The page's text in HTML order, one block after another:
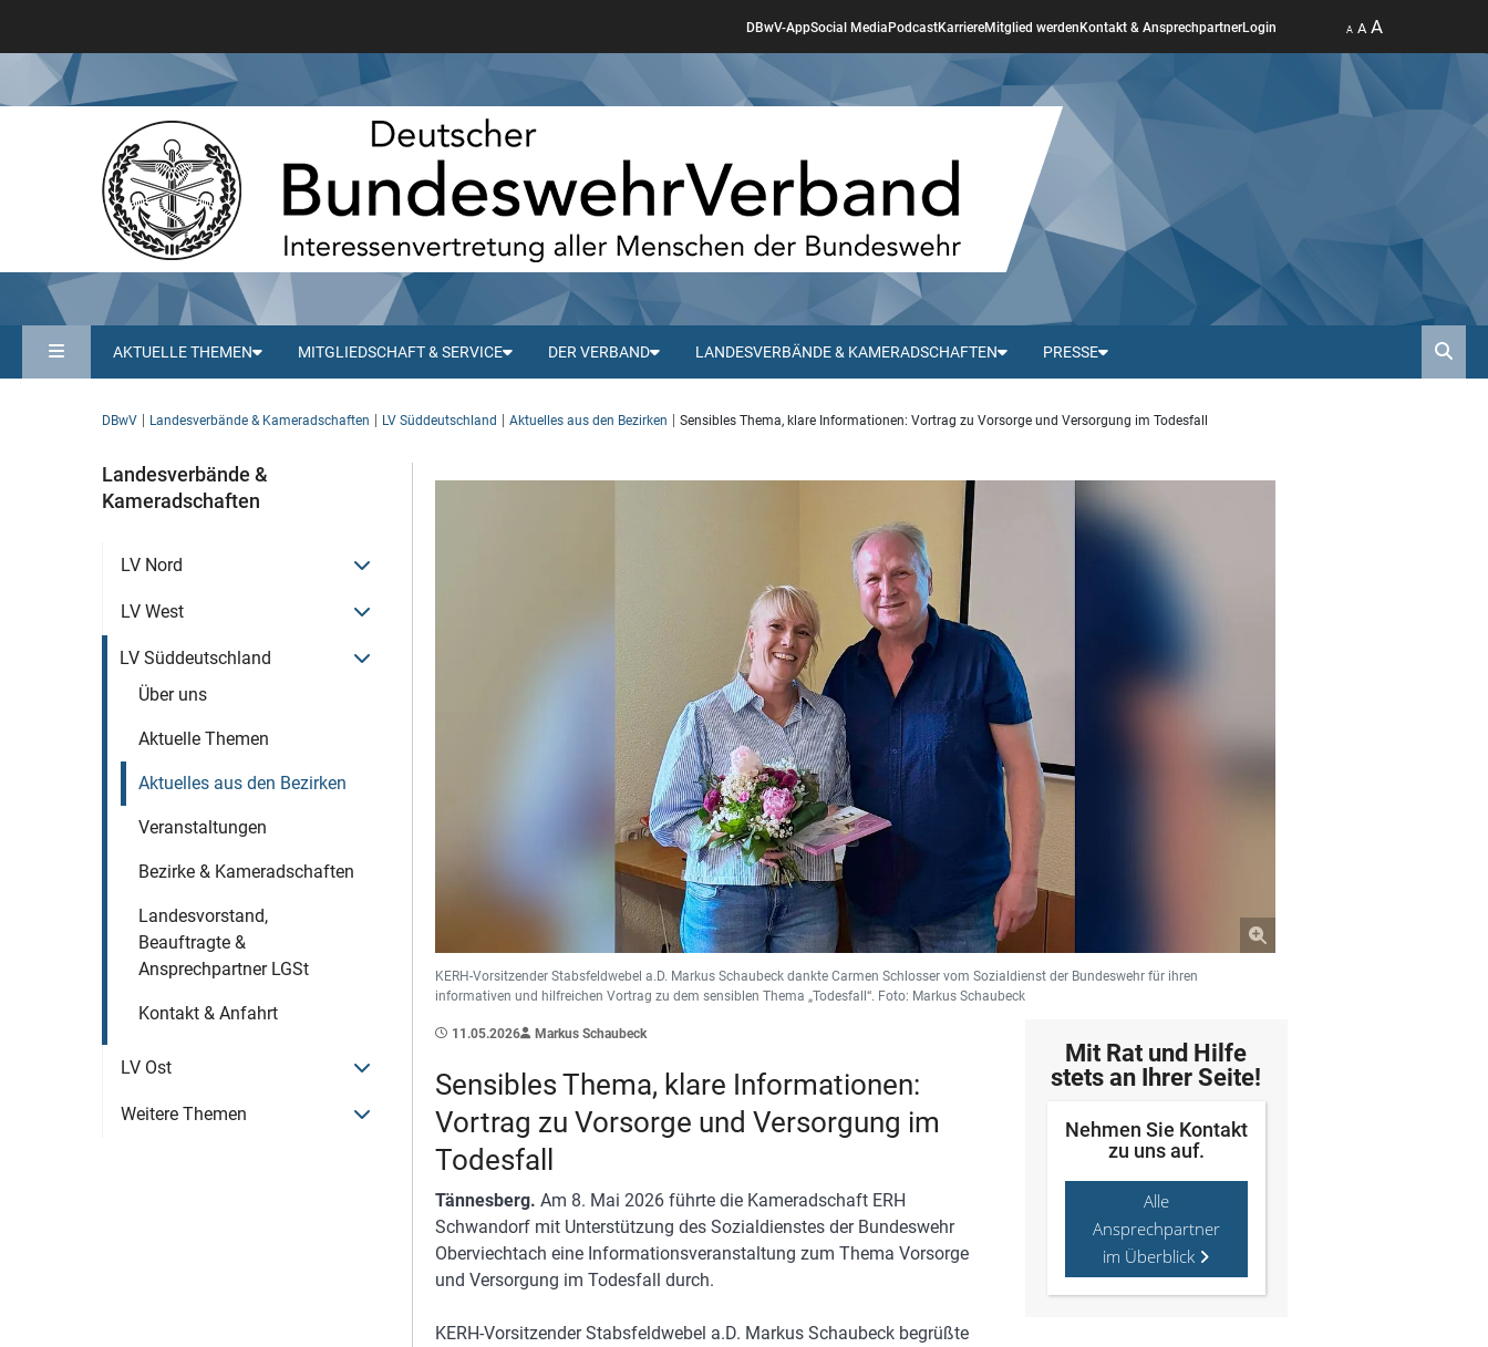
DBwV-AppSocial Media PodcastKarriereMitglied werden Kontakt & AnsprechpartnerLogin A A A
AKTUELLE THEMEN MITGLIEDSCHAFT & SERVICE DER VERBAND LANDESVERBÄNDE & KAMERADSCHAFTEN PRESSE
DBwV Landesverbände & Kameradschaften LV Süddeutschland Aktuelles aus den Bezirken Sensibles Thema, klare Informationen: Vortrag zu Vorsorge und Versorgung im Todesfall
Landesverbände &
Kameradschaften
LV Nord
LV West
LV Süddeutschland
Über uns
Aktuelle Themen
Aktuelles aus den Bezirken
Veranstaltungen
Bezirke & Kameradschaften
Landesvorstand,
Beauftragte &
Ansprechpartner LGSt
Kontakt & Anfahrt
LV Ost
Weitere Themen Menü öffnen
KERH-Vorsitzender Stabsfeldwebel a.D. Markus Schaubeck dankte Carmen Schlosser vom Sozialdienst der Bundeswehr für ihren
informativen und hilfreichen Vortrag zu dem sensiblen Thema „Todesfall“. Foto: Markus Schaubeck
11.05.2026 Markus Schaubeck
Sensibles Thema, klare Informationen:
Vortrag zu Vorsorge und Versorgung im
Todesfall
Tännesberg. Am 8. Mai 2026 führte die Kameradschaft ERH
Schwandorf mit Unterstützung des Sozialdienstes der Bundeswehr
Oberviechtach eine Informationsveranstaltung zum Thema Vorsorge
und Versorgung im Todesfall durch.
KERH-Vorsitzender Stabsfeldwebel a.D. Markus Schaubeck begrüßte
Mit Rat und Hilfe
stets an Ihrer Seite!
Nehmen Sie Kontakt
zu uns auf.
Alle
Ansprechpartner
im Überblick